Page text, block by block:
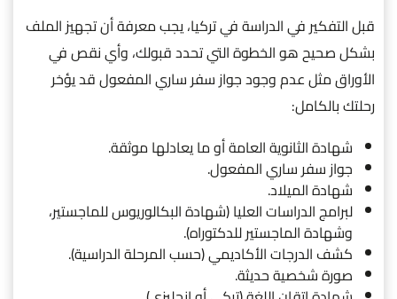
قبل التفكير في الدراسة في تركيا، يجب معرفة أن تجهيز الملف
بشكل صحيح هو الخطوة التي تحدد قبولك، وأي نقص في
الأوراق مثل عدم وجود جواز سفر ساري المفعول قد يؤخر
رحلتك بالكامل:
شهادة الثانوية العامة أو ما يعادلها موثقة.
جواز سفر ساري المفعول.
شهادة الميلاد.
لبرامج الدراسات العليا (شهادة البكالوريوس للماجستير،
وشهادة الماجستير للدكتوراه).
كشف الدرجات الأكاديمي (حسب المرحلة الدراسية).
صورة شخصية حديثة.